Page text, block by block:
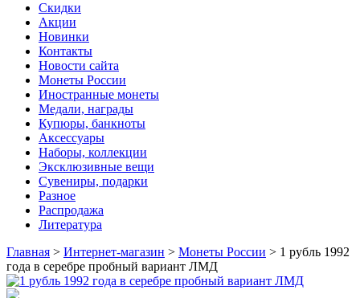
Скидки
Акции
Новинки
Контакты
Новости сайта
Монеты России
Иностранные монеты
Медали, награды
Купюры, банкноты
Аксессуары
Наборы, коллекции
Эксклюзивные вещи
Сувениры, подарки
Разное
Распродажа
Литература
Главная > Интернет-магазин > Монеты России > 1 рубль 1992
года в серебре пробный вариант ЛМД